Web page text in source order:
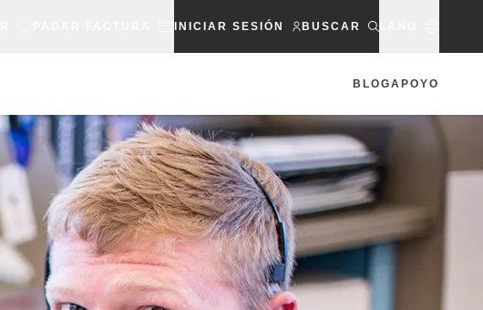
INICIAR SESIÓN BUSCAR
BLOGAPOYO